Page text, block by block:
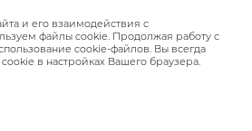
сочетанием ингредиентов и
с друзьями и близкими.
Добавить
и его взаимодействия с
файлы cookie. Продолжая работу с
cookie-файлов. Вы всегда
в настройках Вашего браузера.